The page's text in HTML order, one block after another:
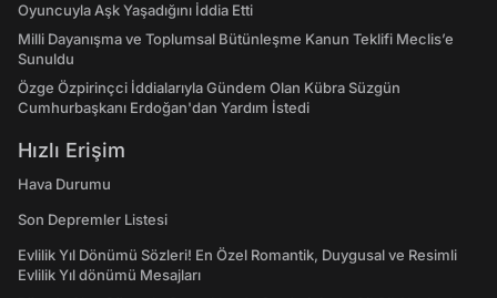
Oyuncuyla Aşk Yaşadığını İddia Etti
Milli Dayanışma ve Toplumsal Bütünleşme Kanun Teklifi Meclis’e
Sunuldu
Özge Özpirinçci İddialarıyla Gündem Olan Kübra Süzgün
Cumhurbaşkanı Erdoğan'dan Yardım İstedi
Hızlı Erişim
Hava Durumu
Son Depremler Listesi
Evlilik Yıl Dönümü Sözleri! En Özel Romantik, Duygusal ve Resimli
Evlilik Yıl dönümü Mesajları